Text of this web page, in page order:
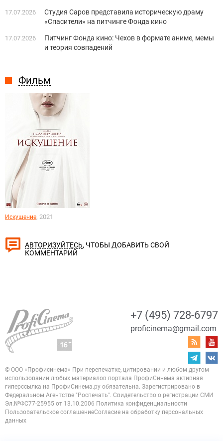
Фильм
Искушение, 2021
17.07.2026
Студия Саров представила историческую драму
«Спасители» на питчинге Фонда кино
17.07.2026
Питчинг Фонда кино: Чехов в формате аниме, мемы
и теория совпадений
АВТОРИЗУЙТЕСЬ, ЧТОБЫ ДОБАВИТЬ СВОЙ
КОММЕНТАРИЙ
+7 (495) 728-6797
proficinema@gmail.com
© ООО «Профисинема» При перепечатке, цитировании и любом другом
использовании любых материалов портала ПрофиСинема активная
гиперссылка на ПрофиСинема.ру обязательна. Зарегистрировано в
Федеральном Агентстве "Роспечать". Свидетельство о регистрации СМИ
Эл.№ФС77-25955 от 13.10.2006 Политика конфиденциальности
Пользовательское соглашениеСогласие на обработку персональных
данных